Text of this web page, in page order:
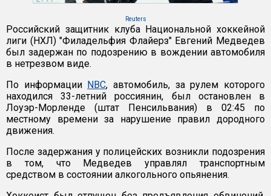
Reuters
Российский защитник клуба Национальной хоккейной
лиги (НХЛ) "Филадельфия Флайерз" Евгений Медведев
был задержан по подозрению в вождении автомобиля
в нетрезвом виде.
По информации NBC, автомобиль, за рулем которого
находился 33-летний россиянин, был остановлен в
Лоуэр-Морленде (штат Пенсильвания) в 02:45 по
местному времени за нарушение правил дородного
движения.
После задержания у полицейских возникли подозрения
в том, что Медведев управлял транспортным
средством в состоянии алкогольного опьянения.